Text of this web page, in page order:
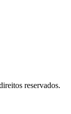
reservados.